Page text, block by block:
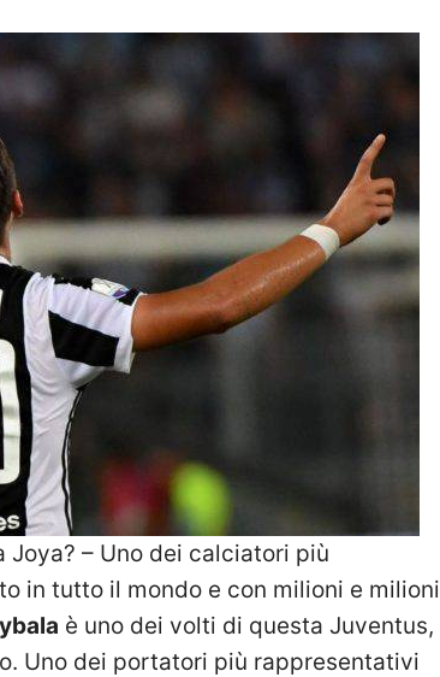
Joya? – Uno dei calciatori più
in tutto il mondo e con milioni e milioni
è uno dei volti di questa Juventus,
Uno dei portatori più rappresentativi